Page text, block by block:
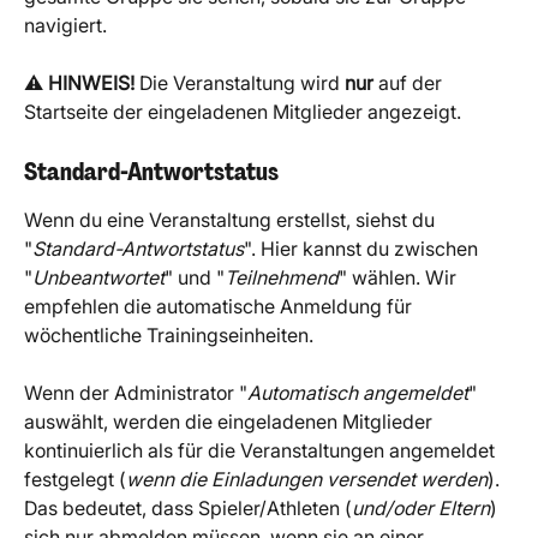
navigiert.
⚠️ HINWEIS! Die Veranstaltung wird nur auf der
Startseite der eingeladenen Mitglieder angezeigt.
Standard-Antwortstatus
Wenn du eine Veranstaltung erstellst, siehst du
"Standard-Antwortstatus". Hier kannst du zwischen
"Unbeantwortet" und " Teilnehmend" wählen. Wir
empfehlen die automatische Anmeldung für
wöchentliche Trainingseinheiten.
Wenn der Administrator "Automatisch angemeldet"
auswählt, werden die eingeladenen Mitglieder
kontinuierlich als für die Veranstaltungen angemeldet
festgelegt (wenn die Einladungen versendet werden).
Das bedeutet, dass Spieler/Athleten (und/oder Eltern)